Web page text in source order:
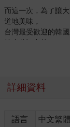
而這一次，為了讓
道地美味，
台灣最受歡迎的韓
韓小菜》之後，
帶領你我從湯鍋飲
你知道「韓式豆腐
味」哪裡不一樣？
詳細資料
語言 中文繁體